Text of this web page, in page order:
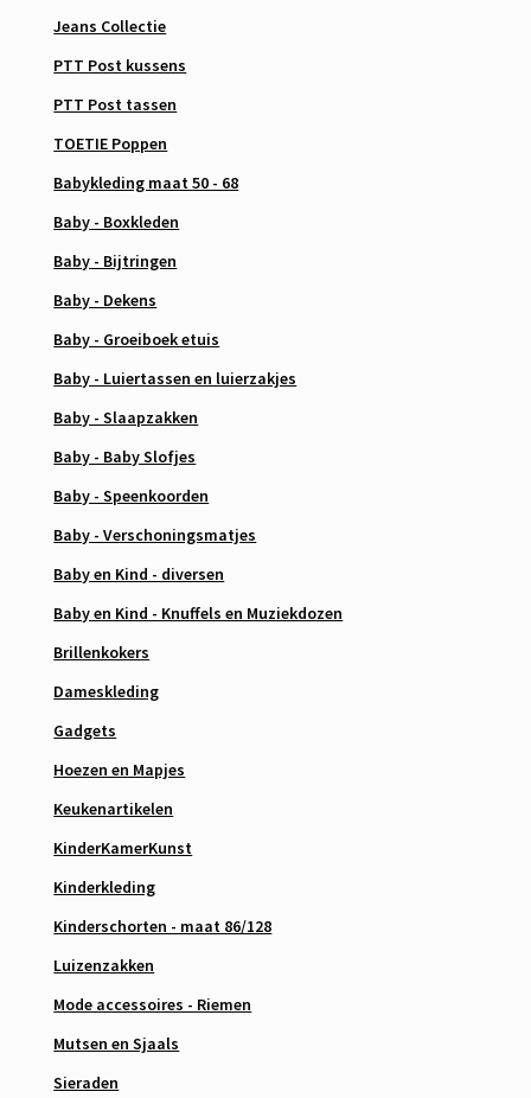
Jeans Collectie
PTT Post kussens
PTT Post tassen
TOETIE Poppen
Babykleding maat 50 - 68
Baby - Boxkleden
Baby - Bijtringen
Baby - Dekens
Baby - Groeiboek etuis
Baby - Luiertassen en luierzakjes
Baby - Slaapzakken
Baby - Baby Slofjes
Baby - Speenkoorden
Baby - Verschoningsmatjes
Baby en Kind - diversen
Baby en Kind - Knuffels en Muziekdozen
Brillenkokers
Dameskleding
Gadgets
Hoezen en Mapjes
Keukenartikelen
KinderKamerKunst
Kinderkleding
Kinderschorten - maat 86/128
Luizenzakken
Mode accessoires - Riemen
Mutsen en Sjaals
Sieraden